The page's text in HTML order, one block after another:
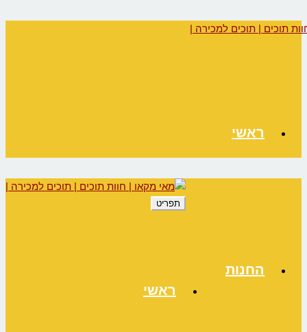
ראשי
החנות
תפריט
ראשי